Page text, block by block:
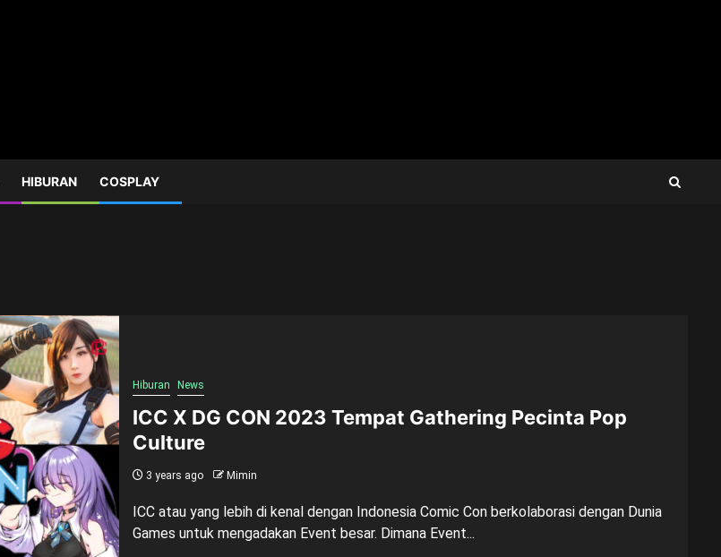
HIBURAN COSPLAY
Hiburan News
ICC X DG CON 2023 Tempat Gathering Pecinta Pop
Culture
3 years ago Mimin
ICC atau yang lebih di kenal dengan Indonesia Comic Con berkolaborasi dengan Dunia
Games untuk mengadakan Event besar. Dimana Event...